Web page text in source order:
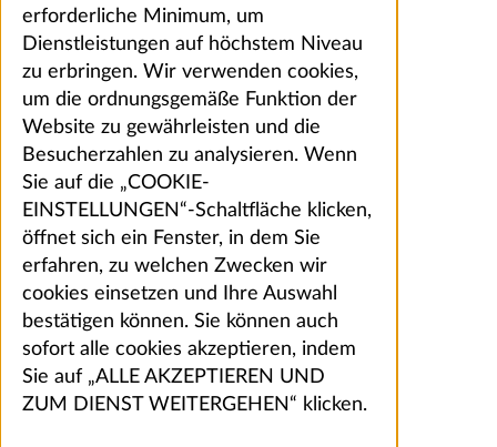
erforderliche Minimum, um
Dienstleistungen auf höchstem Niveau
zu erbringen. Wir verwenden cookies,
um die ordnungsgemäße Funktion der
Website zu gewährleisten und die
Besucherzahlen zu analysieren. Wenn
Sie auf die „COOKIE-
EINSTELLUNGEN“-Schaltfläche klicken,
öffnet sich ein Fenster, in dem Sie
erfahren, zu welchen Zwecken wir
cookies einsetzen und Ihre Auswahl
bestätigen können. Sie können auch
sofort alle cookies akzeptieren, indem
Sie auf „ALLE AKZEPTIEREN UND
ZUM DIENST WEITERGEHEN“ klicken.